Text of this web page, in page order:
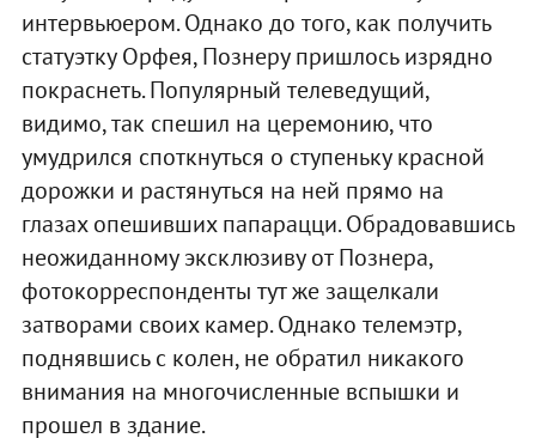
интервьюером. Однако до того, как получить
статуэтку Орфея, Познеру пришлось изрядно
покраснеть. Популярный телеведущий,
видимо, так спешил на церемонию, что
умудрился споткнуться о ступеньку красной
дорожки и растянуться на ней прямо на
глазах опешивших папарацци. Обрадовавшись
неожиданному эксклюзиву от Познера,
фотокорреспонденты тут же защелкали
затворами своих камер. Однако телемэтр,
поднявшись с колен, не обратил никакого
внимания на многочисленные вспышки и
прошел в здание.